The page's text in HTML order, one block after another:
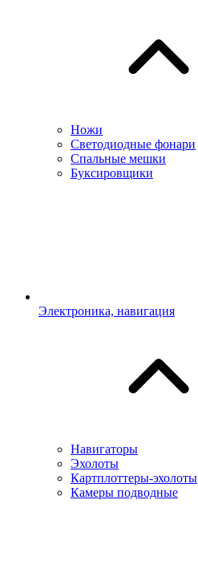
Ножи
Светодиодные фонари
Спальные мешки
Буксировщики
Электроника, навигация
Навигаторы
Эхолоты
Картплоттеры-эхолоты
Камеры подводные